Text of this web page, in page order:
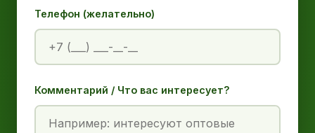
Телефон (желательно)
Комментарий / Что вас интересует?